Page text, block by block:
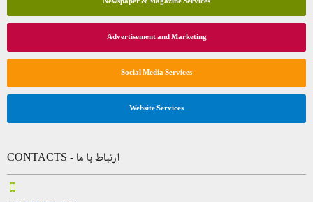
Advertisement and Marketing
Social Media Services
Website Services
CONTACTS - ارتباط با ما